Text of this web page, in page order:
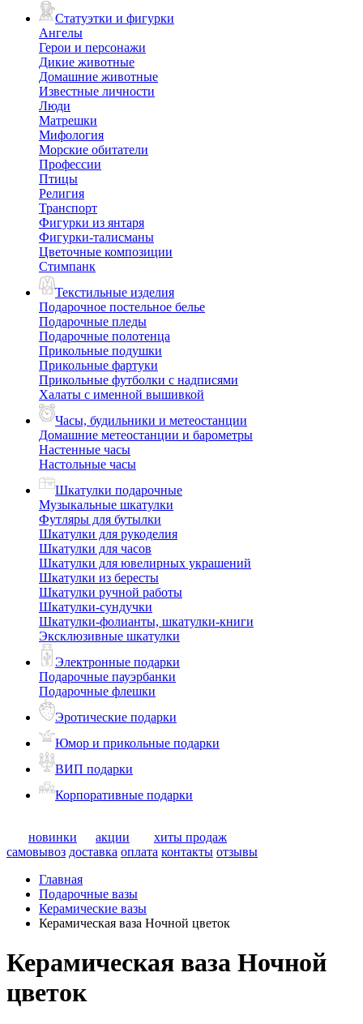
Статуэтки и фигурки
Ангелы
Герои и персонажи
Дикие животные
Домашние животные
Известные личности
Люди
Матрешки
Мифология
Морские обитатели
Профессии
Птицы
Религия
Транспорт
Фигурки из янтаря
Фигурки-талисманы
Цветочные композиции
Стимпанк
Текстильные изделия
Подарочное постельное белье
Подарочные пледы
Подарочные полотенца
Прикольные подушки
Прикольные фартуки
Прикольные футболки с надписями
Халаты с именной вышивкой
Часы, будильники и метеостанции
Домашние метеостанции и барометры
Настенные часы
Настольные часы
Шкатулки подарочные
Музыкальные шкатулки
Футляры для бутылки
Шкатулки для рукоделия
Шкатулки для часов
Шкатулки для ювелирных украшений
Шкатулки из бересты
Шкатулки ручной работы
Шкатулки-сундучки
Шкатулки-фолианты, шкатулки-книги
Эксклюзивные шкатулки
Электронные подарки
Подарочные пауэрбанки
Подарочные флешки
Эротические подарки
Юмор и прикольные подарки
ВИП подарки
Корпоративные подарки
новинки акции
хиты продаж
самовывоз доставка оплата контакты отзывы
Главная
Подарочные вазы
Керамические вазы
Керамическая ваза Ночной цветок
Керамическая ваза Ночной
цветок